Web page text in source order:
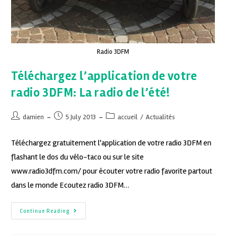
Radio 3DFM
Téléchargez l’application de votre
radio 3DFM: La radio de l’été!
damien 5 July 2013 accueil / Actualités
Téléchargez gratuitement l'application de votre radio 3DFM en
flashant le dos du vélo-taco ou sur le site
www.radio3dfm.com/ pour écouter votre radio favorite partout
dans le monde Ecoutez radio 3DFM…
Continue Reading